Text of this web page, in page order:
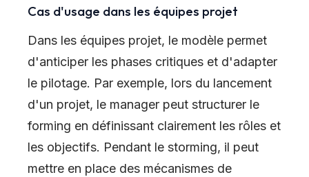
Cas d'usage dans les équipes projet
Dans les équipes projet, le modèle permet
d'anticiper les phases critiques et d'adapter
le pilotage. Par exemple, lors du lancement
d'un projet, le manager peut structurer le
forming en définissant clairement les rôles et
les objectifs. Pendant le storming, il peut
mettre en place des mécanismes de